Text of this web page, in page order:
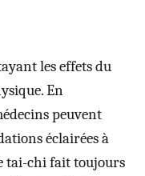
les effets du
En
peuvent
éclairées à
tai-chi fait toujours